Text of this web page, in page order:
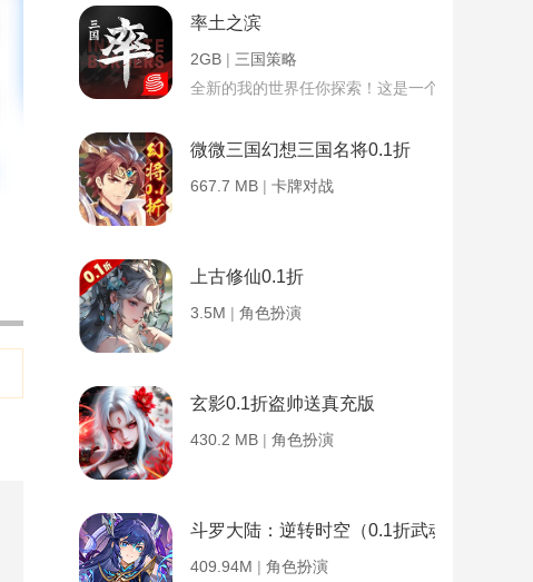
率土之滨
2GB | 三国策略
全新的我的世界任你探索！这是一个小提示字段。
微微三国幻想三国名将0.1折
667.7 MB | 卡牌对战
上古修仙0.1折
3.5M | 角色扮演
玄影0.1折盗帅送真充版
430.2 MB | 角色扮演
斗罗大陆：逆转时空（0.1折武魂觉醒）
409.94M | 角色扮演